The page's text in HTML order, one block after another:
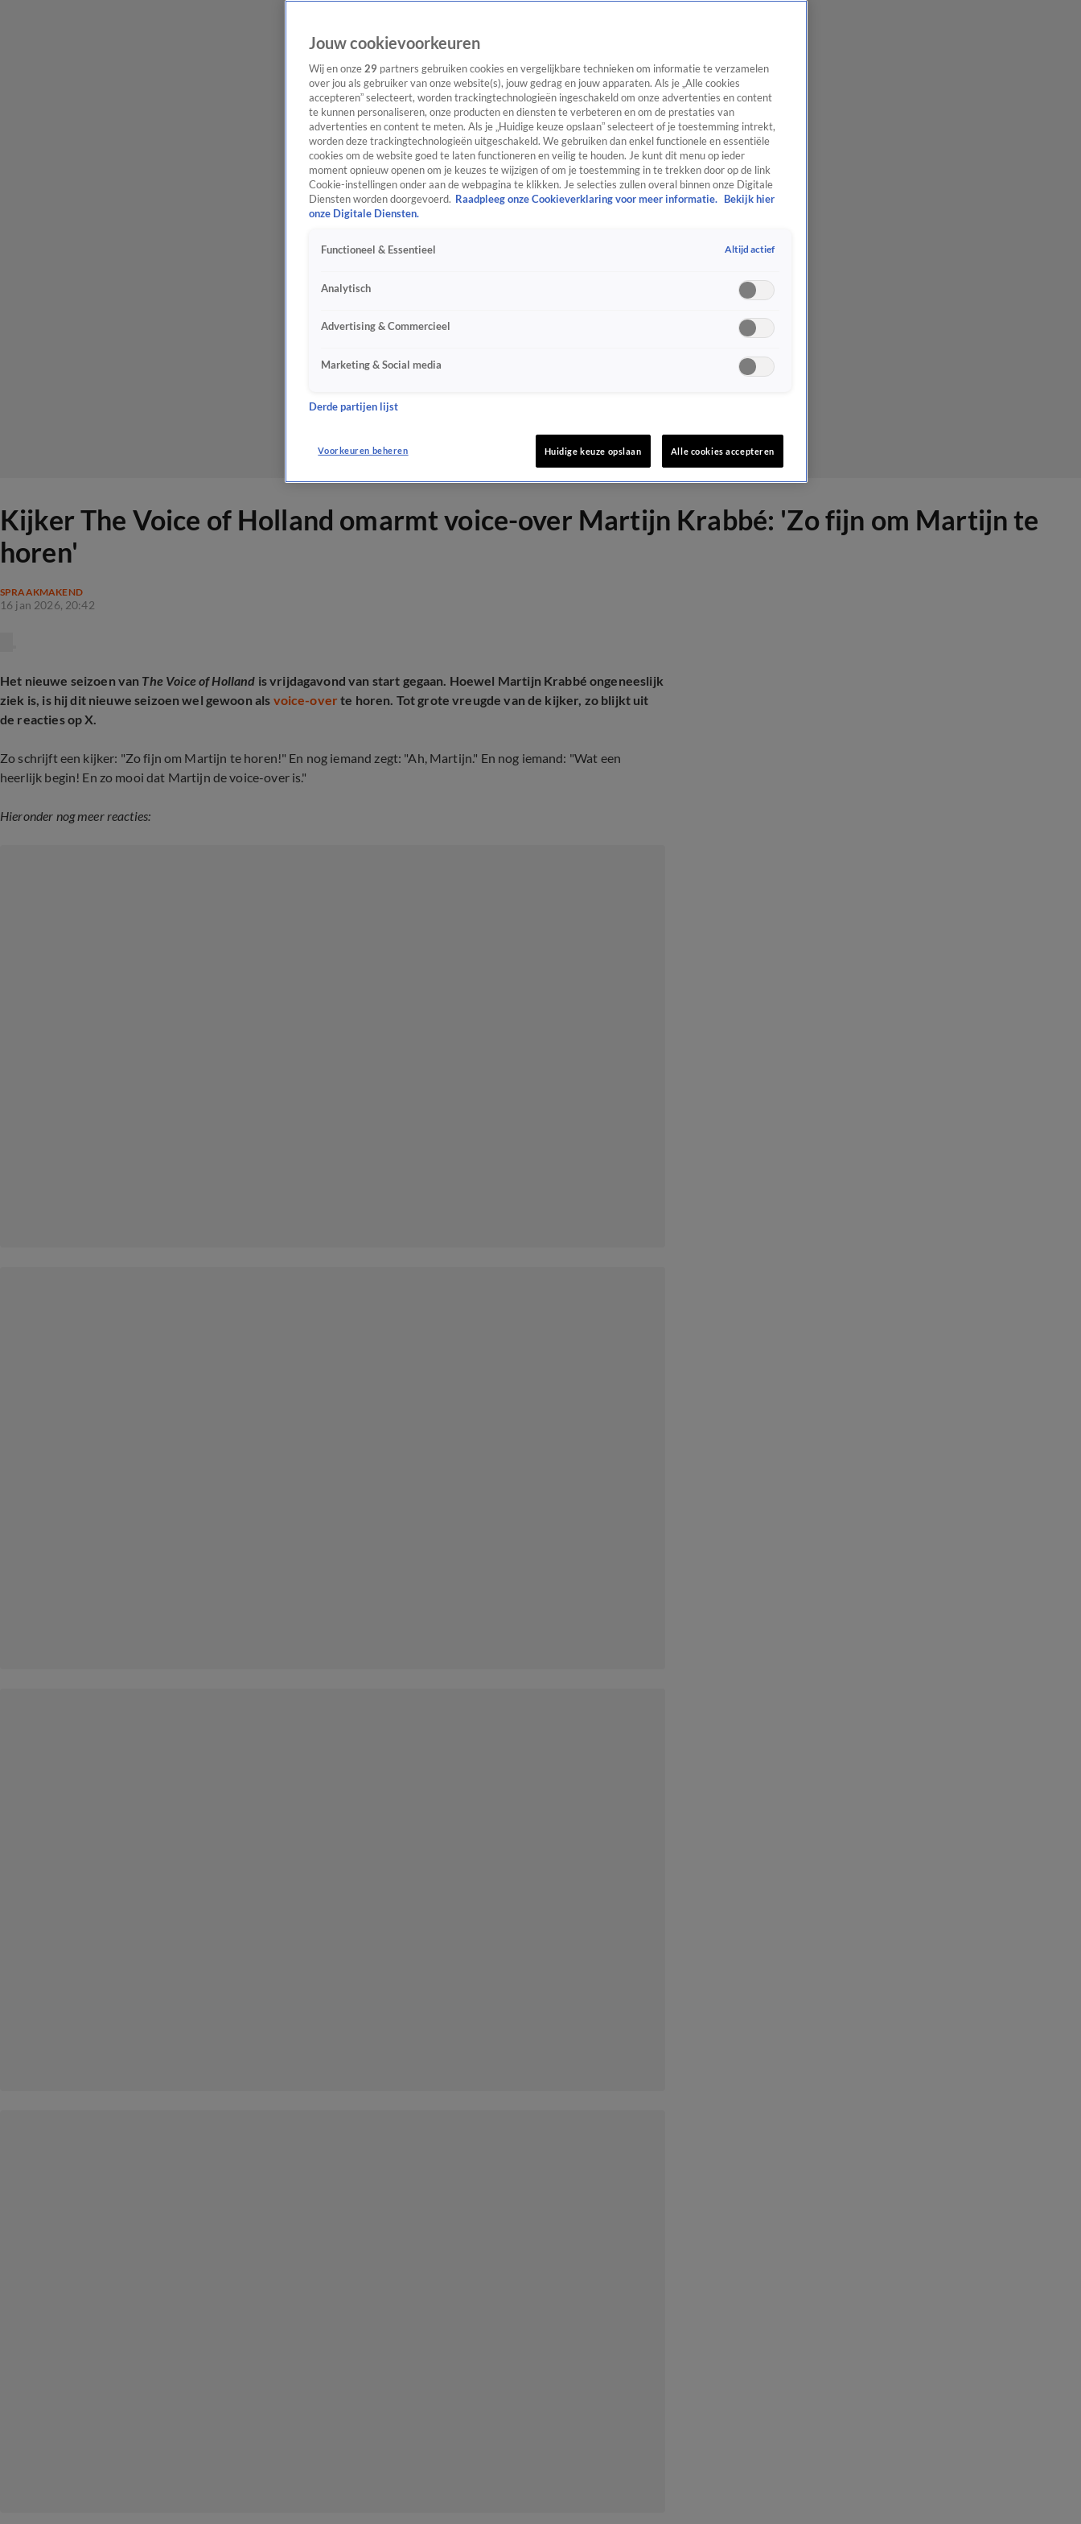
Kijker The Voice of Holland omarmt voice-over Martijn Krabbé: 'Zo fijn om Martijn te
horen'
SPRAAKMAKEND
16 jan 2026, 20:42
Het nieuwe seizoen van The Voice of Holland is vrijdagavond van start gegaan. Hoewel Martijn Krabbé ongeneeslijk
ziek is, is hij dit nieuwe seizoen wel gewoon als voice-over te horen. Tot grote vreugde van de kijker, zo blijkt uit
de reacties op X.
Zo schrijft een kijker: "Zo fijn om Martijn te horen!" En nog iemand zegt: "Ah, Martijn." En nog iemand: "Wat een
heerlijk begin! En zo mooi dat Martijn de voice-over is."
Hieronder nog meer reacties:
Jouw cookievoorkeuren
Wij en onze 29 partners gebruiken cookies en vergelijkbare technieken om informatie te verzamelen
over jou als gebruiker van onze website(s), jouw gedrag en jouw apparaten. Als je „Alle cookies
accepteren” selecteert, worden trackingtechnologieën ingeschakeld om onze advertenties en content
te kunnen personaliseren, onze producten en diensten te verbeteren en om de prestaties van
advertenties en content te meten. Als je „Huidige keuze opslaan” selecteert of je toestemming intrekt,
worden deze trackingtechnologieën uitgeschakeld. We gebruiken dan enkel functionele en essentiële
cookies om de website goed te laten functioneren en veilig te houden. Je kunt dit menu op ieder
moment opnieuw openen om je keuzes te wijzigen of om je toestemming in te trekken door op de link
Cookie-instellingen onder aan de webpagina te klikken. Je selecties zullen overal binnen onze Digitale
Diensten worden doorgevoerd. Raadpleeg onze Cookieverklaring voor meer informatie.
Bekijk hier
onze Digitale Diensten.
Functioneel & Essentieel Altijd actief
Analytisch
Advertising & Commercieel
Marketing & Social media
Derde partijen lijst
Voorkeuren beheren Huidige keuze opslaan Alle cookies accepteren